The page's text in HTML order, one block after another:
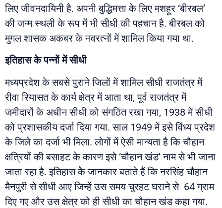
लिए जीवनदायिनी है. अपनी बुद्धिमत्ता के लिए मशहूर ‘बीरबल’
की जन्म स्थली के रूप में भी सीधी की पहचान है. बीरबल को
मुगल शासक अकबर के नवरत्नों में शामिल किया गया था.
इतिहास के पन्नों में सीधी
मध्यप्रदेश के सबसे पुराने जिलों में शामिल सीधी राजतंत्र में
रीवा रियासत के कार्य क्षेत्र में आता था, पूर्व राजतंत्र में
जमीदारों के अधीन सीधी को संगठित रखा गया, 1938 में सीधी
को प्रशासकीय दर्जा दिया गया. साल 1949 में इसे विंध्य प्रदेश
के जिले का दर्जा भी मिला. लोगों में ऐसी मान्यता है कि चौहान
क्षत्रियों की बसाहट के कारण इसे ‘चौहान खंड’ नाम से भी जाना
जाता रहा है. इतिहास केे जानकार बताते हैं कि नरसिंह चौहान
मैनपुरी से सीधी आए जिन्हें उस समय चुरहट घराने से 64 ग्राम
दिए गए और उस क्षेत्र को ही सीधी का चौहान खंड कहा गया.